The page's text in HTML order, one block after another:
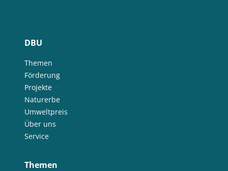
DBU
Themen
Förderung
Projekte
Naturerbe
Umweltpreis
Über uns
Service
Themen